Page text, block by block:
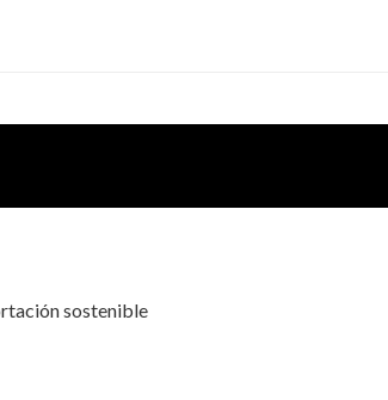
sostenible